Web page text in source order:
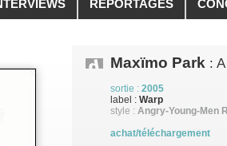
REPORTAGES
Maxïmo Park :
sortie : 2005
label : Warp
style : Angry-Young-Men
achat/téléchargement